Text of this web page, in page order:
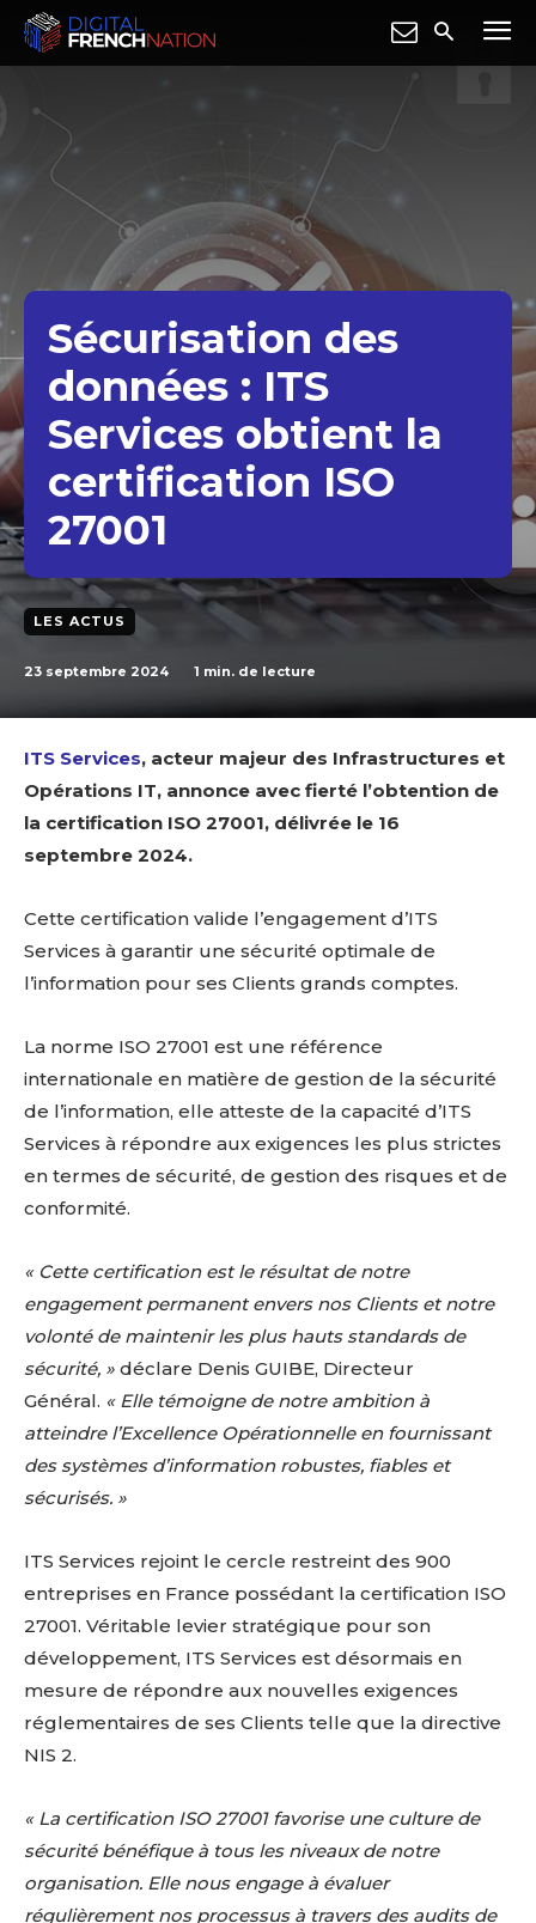
Sécurisation des
données : ITS
Services obtient la
certification ISO
27001
LES ACTUS
23 septembre 2024 1 min. de lecture
ITS Services, acteur majeur des Infrastructures et
Opérations IT, annonce avec fierté l’obtention de
la certification ISO 27001, délivrée le 16
septembre 2024.
Cette certification valide l’engagement d’ITS
Services à garantir une sécurité optimale de
l’information pour ses Clients grands comptes.
La norme ISO 27001 est une référence
internationale en matière de gestion de la sécurité
de l’information, elle atteste de la capacité d’ITS
Services à répondre aux exigences les plus strictes
en termes de sécurité, de gestion des risques et de
conformité.
« Cette certification est le résultat de notre
engagement permanent envers nos Clients et notre
volonté de maintenir les plus hauts standards de
sécurité, » déclare Denis GUIBE, Directeur
Général. « Elle témoigne de notre ambition à
atteindre l’Excellence Opérationnelle en fournissant
des systèmes d’information robustes, fiables et
sécurisés. »
ITS Services rejoint le cercle restreint des 900
entreprises en France possédant la certification ISO
27001. Véritable levier stratégique pour son
développement, ITS Services est désormais en
mesure de répondre aux nouvelles exigences
réglementaires de ses Clients telle que la directive
NIS 2.
« La certification ISO 27001 favorise une culture de
sécurité bénéfique à tous les niveaux de notre
organisation. Elle nous engage à évaluer
régulièrement nos processus à travers des audits de